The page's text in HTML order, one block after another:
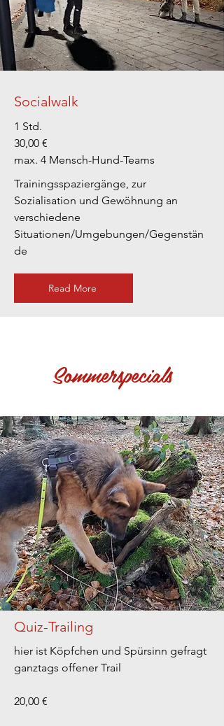
Socialwalk
1 Std.
30,00 €
max. 4 Mensch-Hund-Teams
Trainingsspaziergänge, zur
Sozialisation und Gewöhnung an
verschiedene
Situationen/Umgebungen/Gegenstän
de
Read More
Sommerspecials
Quiz-Trailing
hier ist Köpfchen und Spürsinn gefragt
ganztags offener Trail
20,00 €